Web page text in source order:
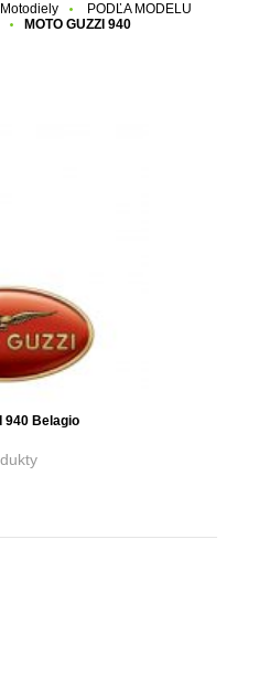
Motodiely
PODĽA MODELU
MOTO GUZZI 940
940 Belagio